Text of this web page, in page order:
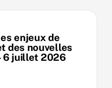
enjeux de
des nouvelles
6 juillet 2026